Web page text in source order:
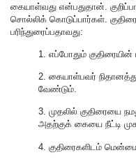
கையாள்வது என்பதுதான்.
சொல்லிக் கொடுப்பார்கள்.
பரிந்துரைப்பதாவது:
1. எப்போதும்
2. கையாள்பவர்
வேண்டும்.
3. முதலில் குதிரையை
அதற்குக் கையை நீட்டி
4. குதிரைகளிடம்